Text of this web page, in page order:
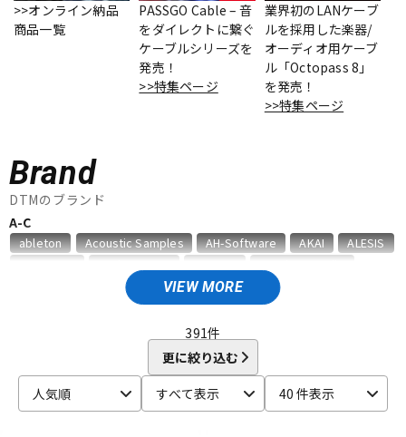
パーカッション
管楽器
アンプ エフェクター
DTM オンライン納品 レコーディング機器
>>オンライン納品
商品一覧
PASSGO Cable – 音
をダイレクトに繋ぐ
ケーブルシリーズを
発売！
>>特集ページ
業界初のLANケーブ
ルを採用した楽器/
オーディオ用ケーブ
ル「Octopass 8」
を発売！
>>特集ページ
Brand
DTMのブランド
VIEW MORE
A-C
ableton Acoustic Samples AH-Software AKAI
ALESIS
Artiphon ARTRIG Arturia
audio-technica AVID BestService
BOSS celemony
CME PRO
CRIMSON TECHNOLOGY
CRYPTON
391件
更に絞り込む
人気順
すべて表示 40 件表示